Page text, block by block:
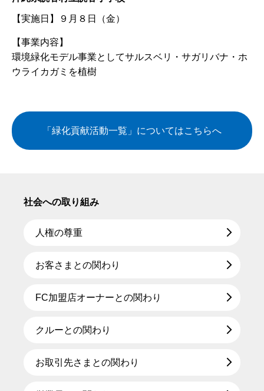
【実施日】 ９月８日（金）
【事業内容】
環境緑化モデル事業としてサルスベリ・サガリバナ・ホ
ウライカガミを植樹
「緑化貢献活動一覧」についてはこちらへ
社会への取り組み
人権の尊重
お客さまとの関わり
FC加盟店オーナーとの関わり
クルーとの関わり
お取引先さまとの関わり